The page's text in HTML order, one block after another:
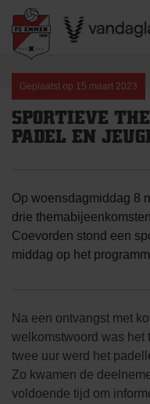
content
Geplaatst op 15 maart 2023
SPORTIEVE
PADEL EN
Op woensdagmiddag 8
drie
Coevorden stond een
middag op het
Na een ontvangst met
welkomstwoord was het
twee uur werd het
Zo kwamen de
voldoende tijd om